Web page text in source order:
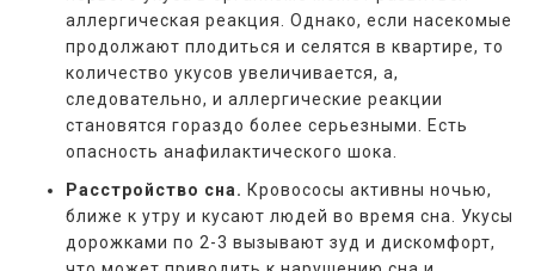
аллергическая реакция. Однако, если насекомые
продолжают плодиться и селятся в квартире, то
количество укусов увеличивается, а,
следовательно, и аллергические реакции
становятся гораздо более серьезными. Есть
опасность анафилактического шока.
Расстройство сна. Кровососы активны ночью,
ближе к утру и кусают людей во время сна. Укусы
дорожками по 2-3 вызывают зуд и дискомфорт,